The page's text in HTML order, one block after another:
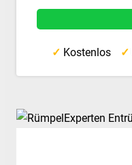
✓ Kostenlos ✓